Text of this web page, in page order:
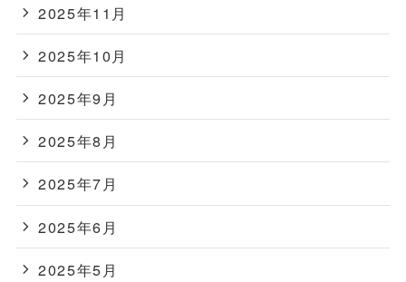
2025年11月
2025年10月
2025年9月
2025年8月
2025年7月
2025年6月
2025年5月